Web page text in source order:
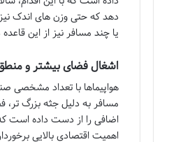
دهد که حتی وزن های اندک
یا چند مسافر نیز از این
اشغال فضای بیشتر و
هواپیماها با تعداد مشخصی
مسافر به دلیل جثه بزرگ
اضافی را از دست داده است
اهمیت اقتصادی بالایی